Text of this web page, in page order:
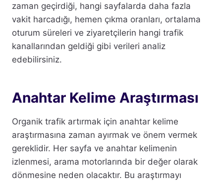
zaman geçirdiği, hangi sayfalarda daha fazla
vakit harcadığı, hemen çıkma oranları, ortalama
oturum süreleri ve ziyaretçilerin hangi trafik
kanallarından geldiği gibi verileri analiz
edebilirsiniz.
Anahtar Kelime Araştırması
Organik trafik artırmak için anahtar kelime
araştırmasına zaman ayırmak ve önem vermek
gereklidir. Her sayfa ve anahtar kelimenin
izlenmesi, arama motorlarında bir değer olarak
dönmesine neden olacaktır. Bu araştırmayı